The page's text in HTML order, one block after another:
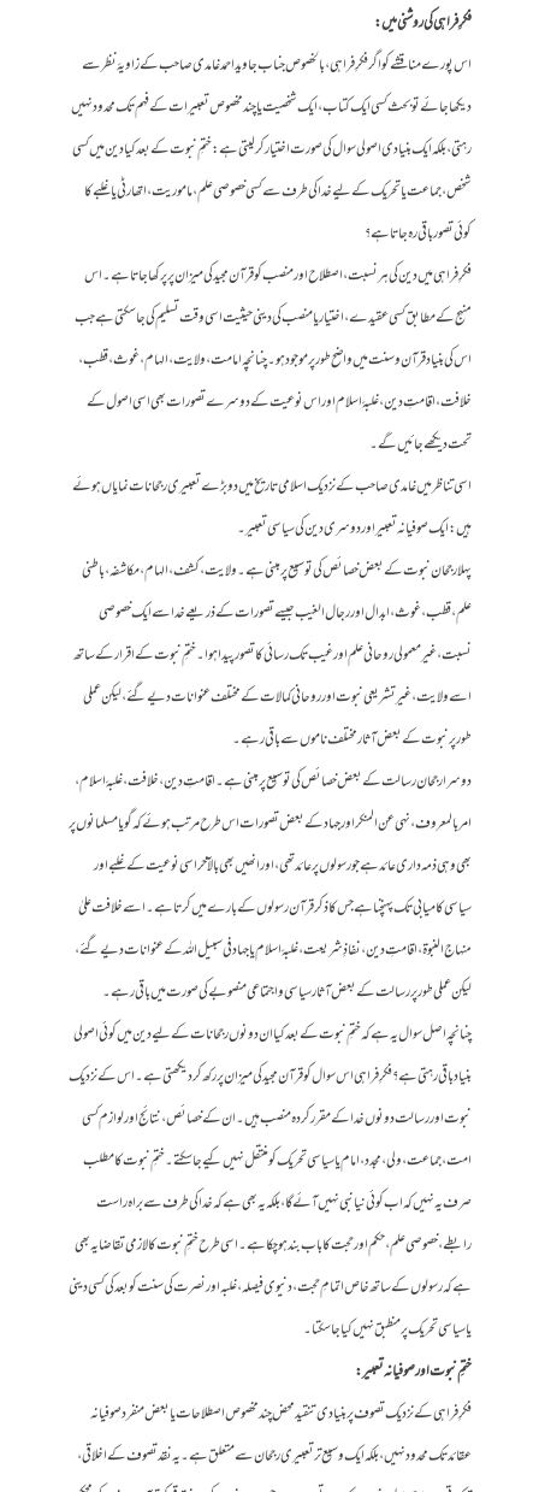
فکرِ فراہی کی روشنی میں:
اس پورے مناقشے کو اگر فکرِ فراہی، بالخصوص جناب جاوید احمد غامدی صاحب کے زاویۂ نظر سے
دیکھا جائے تو بحث کسی ایک کتاب، ایک شخصیت یا چند مخصوص تعبیرات کے فہم تک محدود نہیں
رہتی، بلکہ ایک بنیادی اصولی سوال کی صورت اختیار کر لیتی ہے: ختمِ نبوت کے بعد کیا دین میں کسی
شخص، جماعت یا تحریک کے لیے خدا کی طرف سے کسی خصوصی علم، ماموریت، اتھارٹی یا غلبے کا
کوئی تصور باقی رہ جاتا ہے؟
فکرِ فراہی میں دین کی ہر نسبت، اصطلاح اور منصب کو قرآن مجید کی میزان پر پرکھا جاتا ہے۔ اس
منہج کے مطابق کسی عقیدے، اختیار یا منصب کی دینی حیثیت اسی وقت تسلیم کی جا سکتی ہے جب
اس کی بنیاد قرآن و سنت میں واضح طور پر موجود ہو۔ چنانچہ امامت، ولایت، الہام، غوث، قطب،
خلافت، اقامتِ دین، غلبۂ اسلام اور اس نوعیت کے دوسرے تصورات بھی اسی اصول کے
تحت دیکھے جائیں گے۔
اسی تناظر میں غامدی صاحب کے نزدیک اسلامی تاریخ میں دو بڑے تعبیری رجحانات نمایاں ہوئے
ہیں: ایک صوفیانہ تعبیر اور دوسری دین کی سیاسی تعبیر۔
پہلا رجحان نبوت کے بعض خصائص کی توسیع پر مبنی ہے۔ ولایت، کشف، الہام، مکاشفہ، باطنی
علم، قطب، غوث، ابدال اور رجال الغیب جیسے تصورات کے ذریعے خدا سے ایک خصوصی
نسبت، غیر معمولی روحانی علم اور غیب تک رسائی کا تصور پیدا ہوا۔ ختمِ نبوت کے اقرار کے ساتھ
اسے ولایت، غیر تشریعی نبوت اور روحانی کمالات کے مختلف عنوانات دیے گئے، لیکن عملی
طور پر نبوت کے بعض آثار مختلف ناموں سے باقی رہے۔
دوسرا رجحان رسالت کے بعض خصائص کی توسیع پر مبنی ہے۔ اقامتِ دین، خلافت، غلبۂ اسلام،
امر بالمعروف، نہی عن المنکر اور جہاد کے بعض تصورات اس طرح مرتب ہوئے کہ گویا مسلمانوں پر
بھی وہی ذمہ داری عائد ہے جو رسولوں پر عائد تھی، اور انھیں بھی بالآخر اسی نوعیت کے غلبے اور
سیاسی کامیابی تک پہنچنا ہے جس کا ذکر قرآن رسولوں کے بارے میں کرتا ہے۔ اسے خلافت علیٰ
منہاج النبوۃ، اقامتِ دین، نفاذِ شریعت، غلبۂ اسلام یا جہاد فی سبیل اللہ کے عنوانات دیے گئے،
لیکن عملی طور پر رسالت کے بعض آثار سیاسی و اجتماعی منصوبے کی صورت میں باقی رہے۔
چنانچہ اصل سوال یہ ہے کہ ختمِ نبوت کے بعد کیا ان دونوں رجحانات کے لیے دین میں کوئی اصولی
بنیاد باقی رہتی ہے؟ فکرِ فراہی اس سوال کو قرآن مجید کی میزان پر رکھ کر دیکھتی ہے۔ اس کے نزدیک
نبوت اور رسالت دونوں خدا کے مقرر کردہ منصب ہیں۔ ان کے خصائص، نتائج اور لوازم کسی
امت، جماعت، ولی، مجدد، امام یا سیاسی تحریک کو منتقل نہیں کیے جا سکتے۔ ختمِ نبوت کا مطلب
صرف یہ نہیں کہ اب کوئی نیا نبی نہیں آئے گا، بلکہ یہ بھی ہے کہ خدا کی طرف سے براہ راست
رابطے،خصوصی علم، حکم اور حجت کا باب بند ہو چکا ہے۔ اسی طرح ختمِ نبوت کا لازمی تقاضا یہ بھی
ہے کہ رسولوں کے ساتھ خاص اتمامِ حجت، دنیوی فیصلہ، غلبہ اور نصرت کی سنت کو بعد کی کسی دینی
یا سیاسی تحریک پر منطبق نہیں کیا جا سکتا۔
ختمِ نبوت اور صوفیانہ تعبیر:
فکرِ فراہی کے نزدیک تصوف پر بنیادی تنقید محض چند مخصوص اصطلاحات یا بعض منفرد صوفیانہ
عقائد تک محدود نہیں، بلکہ ایک وسیع تر تعبیری رجحان سے متعلق ہے۔ یہ نقد تصوف کے اخلاقی،